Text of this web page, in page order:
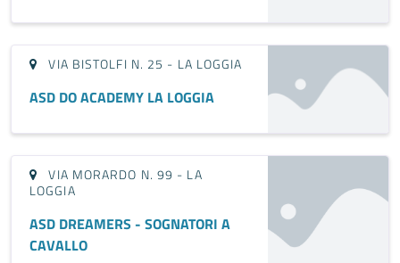
VIA BISTOLFI N. 25 - LA LOGGIA
ASD DO ACADEMY LA LOGGIA
VIA MORARDO N. 99 - LA
LOGGIA
ASD DREAMERS - SOGNATORI A
CAVALLO